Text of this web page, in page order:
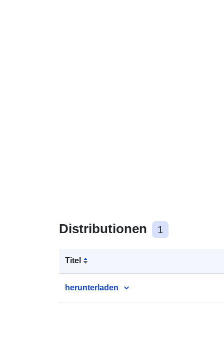
Distributionen 1
Titel
herunterladen